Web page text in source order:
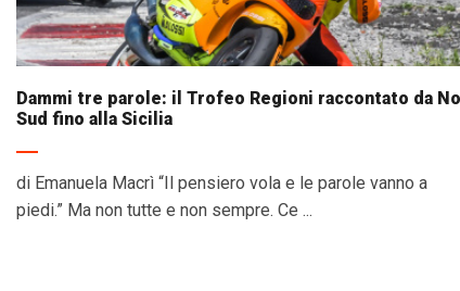
Dammi tre parole: il Trofeo Regioni raccontato da
Sud fino alla Sicilia
di Emanuela Macrì “Il pensiero vola e le parole vanno a
piedi.” Ma non tutte e non sempre. Ce ...